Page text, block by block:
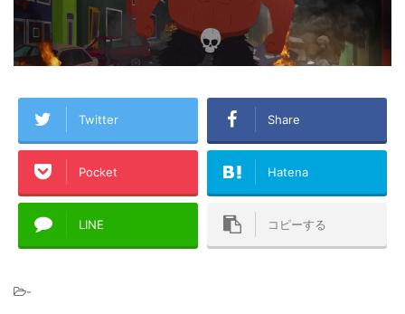
Twitter Share
Pocket Hatena
LINE コピーする
-